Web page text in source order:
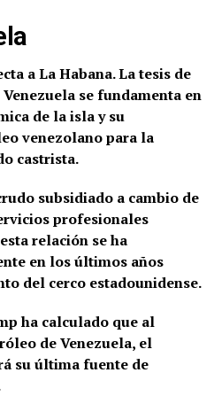
a La Habana. La tesis de
se fundamenta en
de la isla y su
venezolano para la
castrista.
subsidiado a cambio de
profesionales
relación se ha
en los últimos años
del cerco estadounidense.
ha calculado que al
de Venezuela, el
su última fuente de